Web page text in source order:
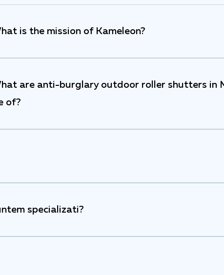
is the mission of Kameleon?
are anti-burglary outdoor roller shutters in
of?
specializati?